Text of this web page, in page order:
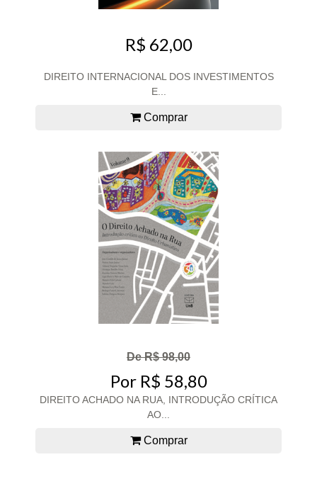
R$ 62,00
DIREITO INTERNACIONAL DOS INVESTIMENTOS
E...
Comprar
De R$ 98,00
Por R$ 58,80
DIREITO ACHADO NA RUA, INTRODUÇÃO CRÍTICA
AO...
Comprar